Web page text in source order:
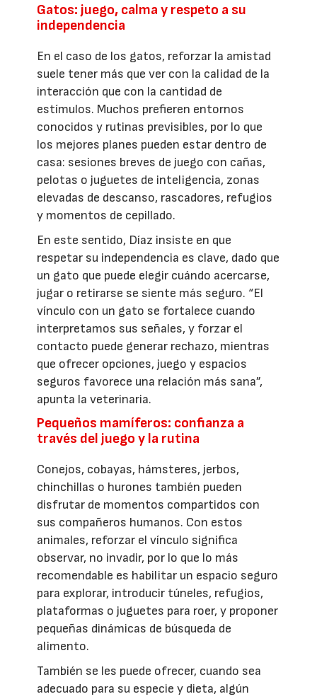
Gatos: juego, calma y respeto a su
independencia
En el caso de los gatos, reforzar la amistad
suele tener más que ver con la calidad de la
interacción que con la cantidad de
estímulos. Muchos prefieren entornos
conocidos y rutinas previsibles, por lo que
los mejores planes pueden estar dentro de
casa: sesiones breves de juego con cañas,
pelotas o juguetes de inteligencia, zonas
elevadas de descanso, rascadores, refugios
y momentos de cepillado.
En este sentido, Díaz insiste en que
respetar su independencia es clave, dado que
un gato que puede elegir cuándo acercarse,
jugar o retirarse se siente más seguro. “El
vínculo con un gato se fortalece cuando
interpretamos sus señales, y forzar el
contacto puede generar rechazo, mientras
que ofrecer opciones, juego y espacios
seguros favorece una relación más sana”,
apunta la veterinaria.
Pequeños mamíferos: confianza a
través del juego y la rutina
Conejos, cobayas, hámsteres, jerbos,
chinchillas o hurones también pueden
disfrutar de momentos compartidos con
sus compañeros humanos. Con estos
animales, reforzar el vínculo significa
observar, no invadir, por lo que lo más
recomendable es habilitar un espacio seguro
para explorar, introducir túneles, refugios,
plataformas o juguetes para roer, y proponer
pequeñas dinámicas de búsqueda de
alimento.
También se les puede ofrecer, cuando sea
adecuado para su especie y dieta, algún